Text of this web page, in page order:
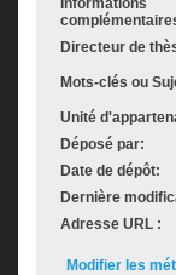
Informations
Directeur de
Mots-clés ou
Unité
Déposé par:
Date de dépôt:
Dernière
Adresse URL :
Modifier les